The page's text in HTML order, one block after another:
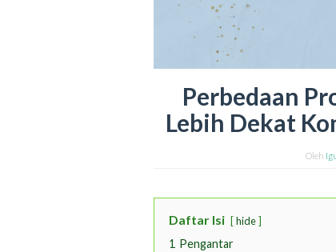
Perbedaan
Lebih Dekat
Oleh
Daftar Isi hide
1 Pengantar